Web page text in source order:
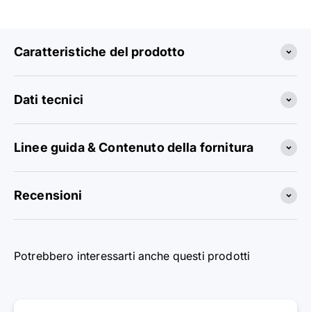
Caratteristiche del prodotto
Dati tecnici
Linee guida & Contenuto della fornitura
Recensioni
Potrebbero interessarti anche questi prodotti